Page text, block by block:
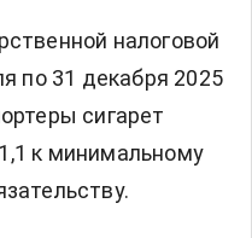
налоговой
по 31 декабря 2025
сигарет
к минимальному